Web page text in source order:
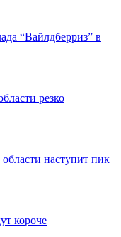
“Вайлдберриз” в
резко
наступит пик
короче